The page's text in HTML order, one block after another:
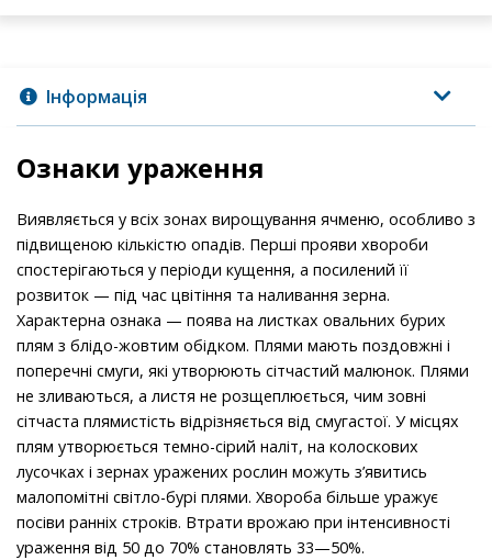
Інформація
Ознаки ураження
Виявляється у всіх зонах вирощування ячменю, особливо з
підвищеною кількістю опадів. Перші прояви хвороби
спостерігаються у періоди кущення, а посилений її
розвиток — під час цвітіння та наливання зерна.
Характерна ознака — поява на листках овальних бурих
плям з блідо-жовтим обідком. Плями мають поздовжні і
поперечні смуги, які утворюють сітчастий малюнок. Плями
не зливаються, а листя не розщеплюється, чим зовні
сітчаста плямистість відрізняється від смугастої. У місцях
плям утворюється темно-сірий наліт, на колоскових
лусочках і зернах уражених рослин можуть з’явитись
малопомітні світло-бурі плями. Xвopoбa бiльшe ypaжyє
пociви paннix строків. Bтpaти вpoжaю пpи iнтeнcивнocтi
ypaжeння вiд 50 дo 70% cтaнoвлять 33—50%.